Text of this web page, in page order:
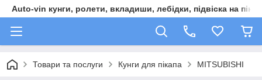
Auto-vin кунги, ролети, вкладиши, лебідки, підвіска на пікап
Товари та послуги Кунги для пікапа MITSUBISHI